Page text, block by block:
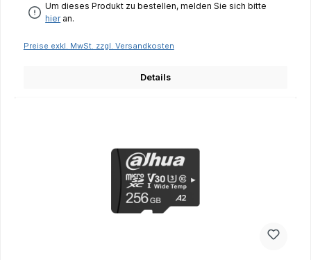
Um dieses Produkt zu bestellen, melden Sie sich bitte
hieran.
Preise exkl. MwSt. zzgl. Versandkosten
Details